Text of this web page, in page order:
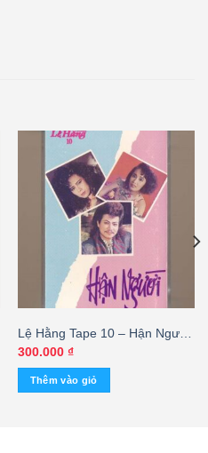
Lệ Hằng Tape 10 – Hận Người
(KGTC)
300.000 ₫
Thêm vào giỏ